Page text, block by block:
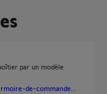
par un modèle
de-commande...